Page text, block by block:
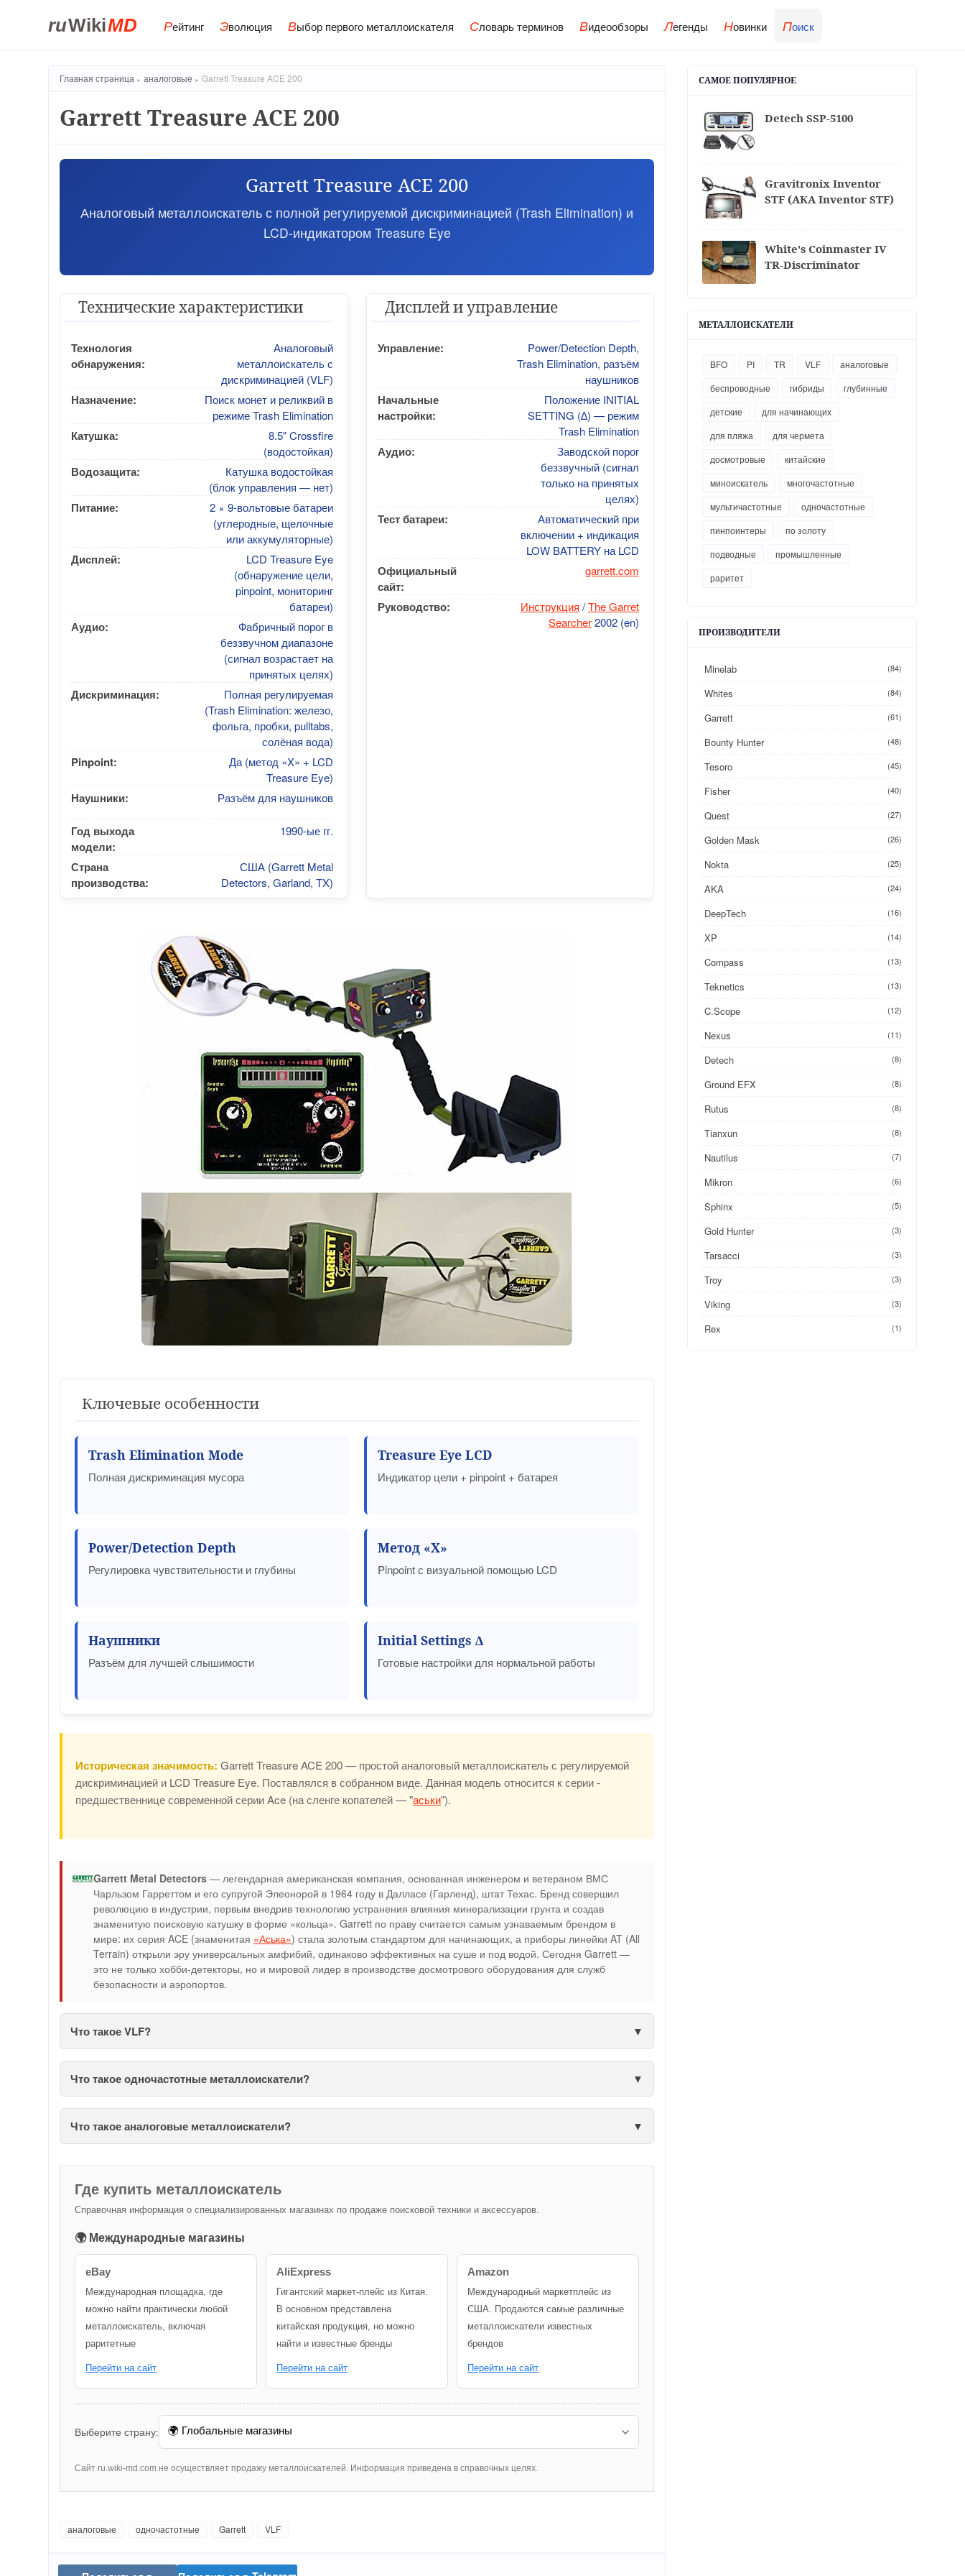
ruWikiMD Рейтинг Эволюция Выбор первого металлоискателя Словарь терминов Видеообзоры Легенды Новинки Поиск
Главная страница аналоговые Garrett Treasure ACE 200
Garrett Treasure ACE 200
Garrett Treasure ACE 200
Аналоговый металлоискатель с полной регулируемой дискриминацией (Trash Elimination) и
LCD-индикатором Treasure Eye
Технические характеристики
Технология
обнаружения:
Аналоговый
металлоискатель с
дискриминацией (VLF)
Назначение:
Поиск монет и реликвий в
режиме Trash Elimination
Катушка:
8.5" Crossfire
(водостойкая)
Водозащита:
Катушка водостойкая
(блок управления — нет)
Питание:
2 × 9-вольтовые батареи
(углеродные, щелочные
или аккумуляторные)
Дисплей:
LCD Treasure Eye
(обнаружение цели,
pinpoint, мониторинг
батареи)
Аудио:
Фабричный порог в
беззвучном диапазоне
(сигнал возрастает на
принятых целях)
Дискриминация:
Полная регулируемая
(Trash Elimination: железо,
фольга, пробки, pulltabs,
солёная вода)
Pinpoint:
Да (метод «X» + LCD
Treasure Eye)
Наушники: Разъём для наушников
Год выхода
модели:
1990-ые гг.
Страна
производства:
США (Garrett Metal
Detectors, Garland, TX)
Дисплей и управление
Управление:
Power/Detection Depth,
Trash Elimination, разъём
наушников
Начальные
настройки:
Положение INITIAL
SETTING (∆) — режим
Trash Elimination
Аудио:
Заводской порог
беззвучный (сигнал
только на принятых
целях)
Тест батареи:
Автоматический при
включении + индикация
LOW BATTERY на LCD
Официальный
сайт:
garrett.com
Руководство: Инструкция /The Garret
Searcher2002 (en)
Ключевые особенности
Trash Elimination Mode
Полная дискриминация мусора
Treasure Eye LCD
Индикатор цели + pinpoint + батарея
Power/Detection Depth
Регулировка чувствительности и глубины
Метод «X»
Pinpoint с визуальной помощью LCD
Наушники
Разъём для лучшей слышимости
Initial Settings ∆
Готовые настройки для нормальной работы
Историческая значимость: Garrett Treasure ACE 200 — простой аналоговый металлоискатель с регулируемой
дискриминацией и LCD Treasure Eye. Поставлялся в собранном виде. Данная модель относится к серии -
предшественнице современной серии Ace (на сленге копателей — "аськи").
Garrett Metal Detectors — легендарная американская компания, основанная инженером и ветераном ВМС
Чарльзом Гарреттом и его супругой Элеонорой в 1964 году в Далласе (Гарленд), штат Техас. Бренд совершил
революцию в индустрии, первым внедрив технологию устранения влияния минерализации грунта и создав
знаменитую поисковую катушку в форме «кольца». Garrett по праву считается самым узнаваемым брендом в
мире: их серия ACE (знаменитая «Аська») стала золотым стандартом для начинающих, а приборы линейки AT (All
Terrain) открыли эру универсальных амфибий, одинаково эффективных на суше и под водой. Сегодня Garrett —
это не только хобби-детекторы, но и мировой лидер в производстве досмотрового оборудования для служб
безопасности и аэропортов.
Что такое VLF?
Что такое одночастотные металлоискатели?
Что такое аналоговые металлоискатели?
Где купить металлоискатель
Справочная информация о специализированных магазинах по продаже поисковой техники и аксессуаров.
🌍 Международные магазины
eBay
Международная площадка, где
можно найти практически любой
металлоискатель, включая
раритетные
Перейти на сайт
AliExpress
Гигантский маркет-плейс из Китая.
В основном представлена
китайская продукция, но можно
найти и известные бренды
Перейти на сайт
Amazon
Международный маркетплейс из
США. Продаются самые различные
металлоискатели известных
брендов
Перейти на сайт
Выберите страну:
Сайт ru.wiki-md.com не осуществляет продажу металлоискателей. Информация приведена в справочных целях.
аналоговые одночастотные Garrett VLF
САМОЕ ПОПУЛЯРНОЕ
Detech SSP-5100
Gravitronix Inventor
STF (АКА Inventor STF)
White's Coinmaster IV
TR-Discriminator
МЕТАЛЛОИСКАТЕЛИ
BFO PI TR VLF
аналоговые
беспроводные
гибриды
глубинные
детские
для начинающих
для пляжа
для чермета
досмотровые
китайские
миноискатель
многочастотные
мультичастотные
одночастотные
пинпоинтеры
по золоту
подводные
промышленные
раритет
ПРОИЗВОДИТЕЛИ
Minelab (84)
Whites (84)
Garrett (61)
Bounty Hunter (48)
Tesoro (45)
Fisher (40)
Quest (27)
Golden Mask (26)
Nokta (25)
AKA (24)
DeepTech (16)
XP (14)
Compass (13)
Teknetics (13)
C.Scope (12)
Nexus (11)
Detech (8)
Ground EFX (8)
Rutus (8)
Tianxun (8)
Nautilus (7)
Mikron (6)
Sphinx (5)
Gold Hunter (3)
Tarsacci (3)
Troy (3)
Viking (3)
Rex (1)